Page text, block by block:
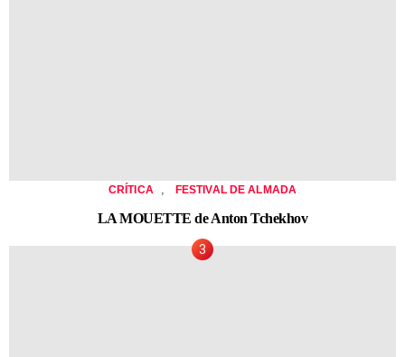
CRÍTICA FESTIVAL DE ALMADA
LA MOUETTE de Anton Tchekhov